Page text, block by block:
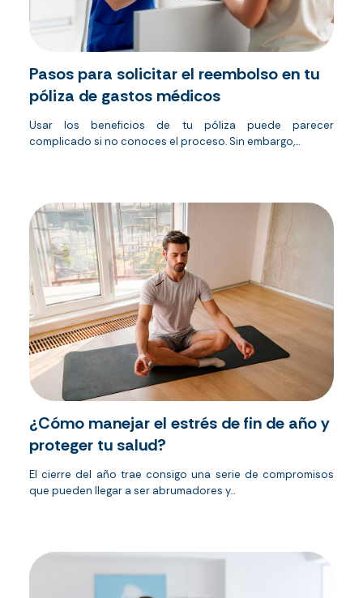
Pasos para solicitar el reembolso en tu
póliza de gastos médicos
Usar los beneficios de tu póliza puede parecer
complicado si no conoces el proceso. Sin embargo,...
¿Cómo manejar el estrés de fin de año y
proteger tu salud?
El cierre del año trae consigo una serie de compromisos
que pueden llegar a ser abrumadores y...